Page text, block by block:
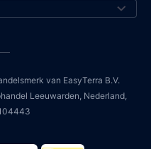
van EasyTerra B.V.
Leeuwarden, Nederland,